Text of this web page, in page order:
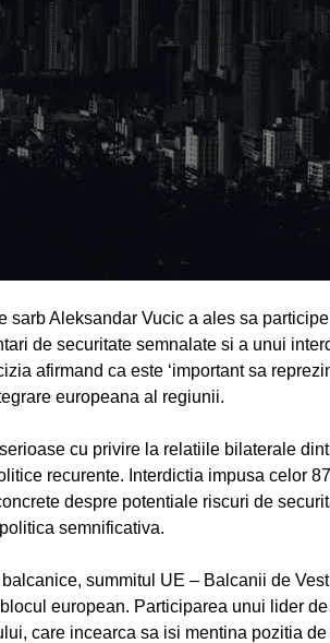
sarb Aleksandar Vucic a ales sa
de securitate semnalate si a unui
afirmand ca este ‘important sa
europeana al regiunii.
cu privire la relatiile bilaterale
recurente. Interdictia impusa celor
despre potentiale riscuri de
semnificativa.
summitul UE – Balcanii de
european. Participarea unui lider
care incearca sa isi mentina pozitia